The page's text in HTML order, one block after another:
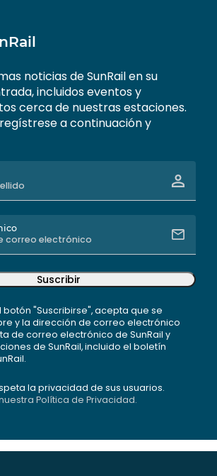
noticias de SunRail en su
incluidos eventos y
cerca de nuestras estaciones.
a continuación y
Suscribir
botón "Suscribirse", acepta que se
y la dirección de correo electrónico
de correo electrónico de SunRail y
de SunRail, incluido el boletín
la privacidad de sus usuarios.
Política de Privacidad.